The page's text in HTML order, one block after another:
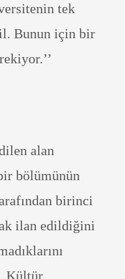
tek
Bunun için bir
alan
bölümünün
birinci
ilan edildiğini
Kültür